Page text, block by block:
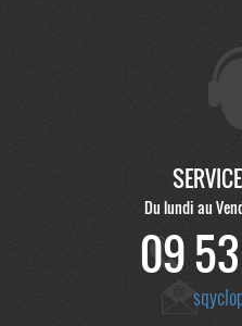
Du lundi au
09